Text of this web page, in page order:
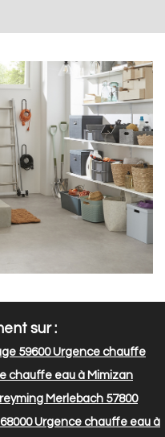
sur :
59600Urgence chauffe
chauffe eau à Mimizan
Merlebach 57800
Urgence chauffe eau à